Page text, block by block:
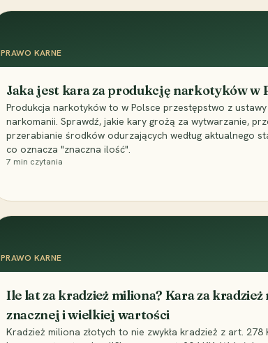
PRAWO KARNE
Jaka jest kara za produkcję narkotyków w
Produkcja narkotyków to w Polsce przestępstwo z ustawy
narkomanii. Sprawdź, jakie kary grożą za wytwarzanie,
przerabianie środków odurzających według aktualnego
co oznacza "znaczna ilość".
7 min czytania
PRAWO KARNE
Ile lat za kradzież miliona? Kara za kradzież
znacznej i wielkiej wartości
Kradzież miliona złotych to nie zwykła kradzież z art. 278